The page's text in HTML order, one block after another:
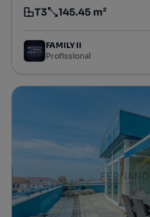
Tipologia
T3
Preço por metro quadrado
145.45 m²
FAMILY II
Profissional